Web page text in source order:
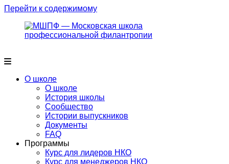
Перейти к содержимому
О школе
О школе
История школы
Сообщество
Истории выпускников
Документы
FAQ
Программы
Курс для лидеров НКО
Курс для менеджеров НКО